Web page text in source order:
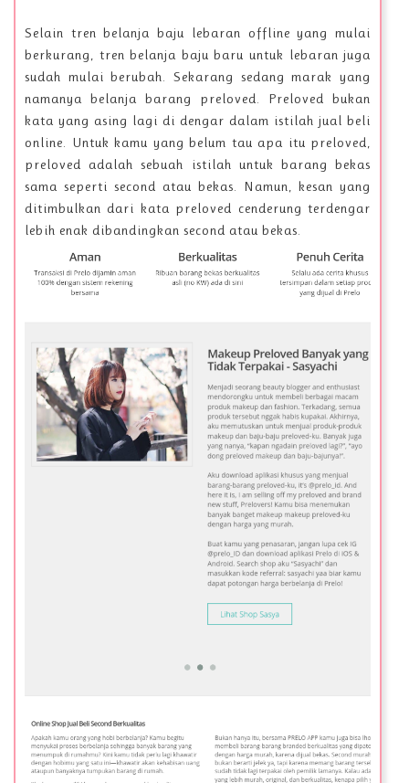
Selain tren belanja baju lebaran offline yang mulai
berkurang, tren belanja baju baru untuk lebaran juga
sudah mulai berubah. Sekarang sedang marak yang
namanya belanja barang preloved. Preloved bukan
kata yang asing lagi di dengar dalam istilah jual beli
online. Untuk kamu yang belum tau apa itu preloved,
preloved adalah sebuah istilah untuk barang bekas
sama seperti second atau bekas. Namun, kesan yang
ditimbulkan dari kata preloved cenderung terdengar
lebih enak dibandingkan second atau bekas.